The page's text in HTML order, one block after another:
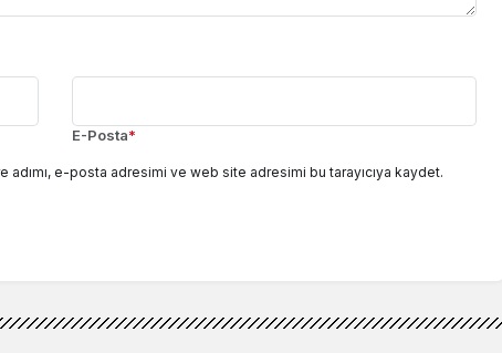
E-Posta*
adımı, e-posta adresimi ve web site adresimi bu tarayıcıya kaydet.